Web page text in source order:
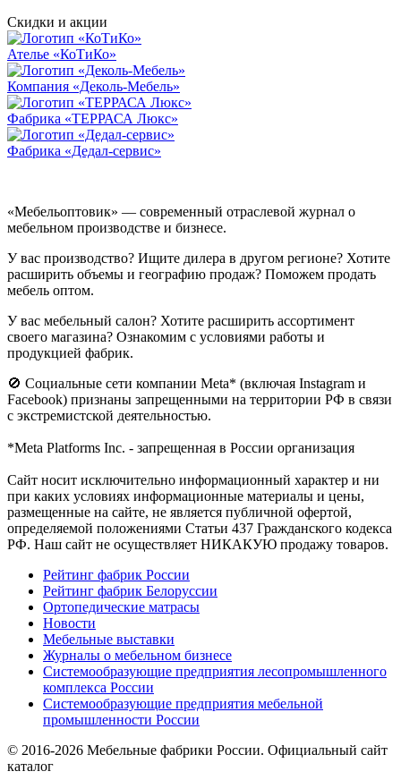
Скидки и акции
Ателье «КоТиКо»
Компания «Деколь-Мебель»
Фабрика «ТЕРРАСА Люкс»
Фабрика «Дедал-сервис»
«Мебельоптовик» — современный отраслевой журнал о
мебельном производстве и бизнесе.
У вас производство? Ищите дилера в другом регионе? Хотите
расширить объемы и географию продаж? Поможем продать
мебель оптом.
У вас мебельный салон? Хотите расширить ассортимент
своего магазина? Ознакомим с условиями работы и
продукцией фабрик.
🚫 Социальные сети компании Meta* (включая Instagram и
Facebook) признаны запрещенными на территории РФ в связи
с экстремистской деятельностью.
*Meta Platforms Inc. - запрещенная в России организация
Cайт носит исключительно информационный характер и ни
при каких условиях информационные материалы и цены,
размещенные на сайте, не является публичной офертой,
определяемой положениями Статьи 437 Гражданского кодекса
РФ. Наш сайт не осуществляет НИКАКУЮ продажу товаров.
Рейтинг фабрик России
Рейтинг фабрик Белоруссии
Ортопедические матрасы
Новости
Мебельные выставки
Журналы о мебельном бизнесе
Системообразующие предприятия лесопромышленного
комплекса России
Системообразующие предприятия мебельной
промышленности России
© 2016-2026 Мебельные фабрики России. Официальный сайт
каталог